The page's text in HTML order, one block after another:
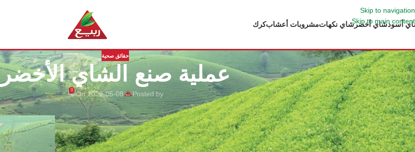
Skip to navigation
Skip to main content
أسودشاي أخضرشاي نكهاتمشروبات أعشابكرك
حقائق صحية
عملية صنع الشاي الأخضر
Posted by
On 2022-05-08
0